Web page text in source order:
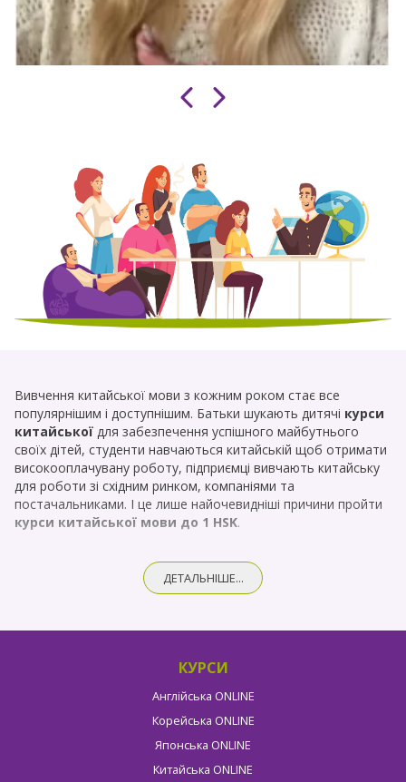
Вивчення китайської мови з кожним роком стає все
популярнішим і доступнішим. Батьки шукають дитячі курси
китайської для забезпечення успішного майбутнього
своїх дітей, студенти навчаються китайській щоб отримати
високооплачувану роботу, підприємці вивчають китайську
для роботи зі східним ринком, компаніями та
постачальниками. І це лише найочевидніші причини пройти
курси китайської мови до 1 HSK.
Хочете розвіяти всі страхи перед вивченням китайської
мови або ознайомитися ближче з нашими курсами
китайської? Запрошуємо Вас наБЕЗКОШТОВНИЙ пробний
безпосередньо зв'язавшись з нами.
План уроків під час навчання:
згідно міжнародних вимог!
1. Привітання китайською - 5-10 хв
2. Повторення попереднього матеріалу - 10 хв
4. Нові конструкції / граматики - 10 хв
ДЕТАЛЬНІШЕ...
КУРСИ
Англійська ONLINE
Корейська ONLINE
Японська ONLINE
Китайська ONLINE